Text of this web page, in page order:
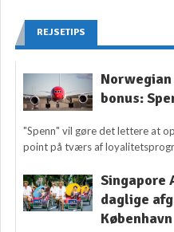
REJSETIPS
bonus:
"Spenn" vil gøre det lettere at
point på tværs af
Singapore
daglige
København